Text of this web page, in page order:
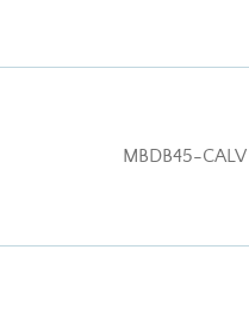
MBDB45-CALV